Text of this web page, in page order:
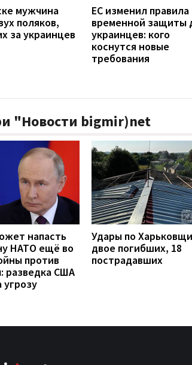
мужчина
поляков,
за украинцев
ЕС изменил правила
временной защиты
украинцев: кого
коснутся новые
требования
"Новости bigmir)net
напасть
НАТО ещё во
против
разведка США
угрозу
Удары по
двое погибших, 18
пострадавших